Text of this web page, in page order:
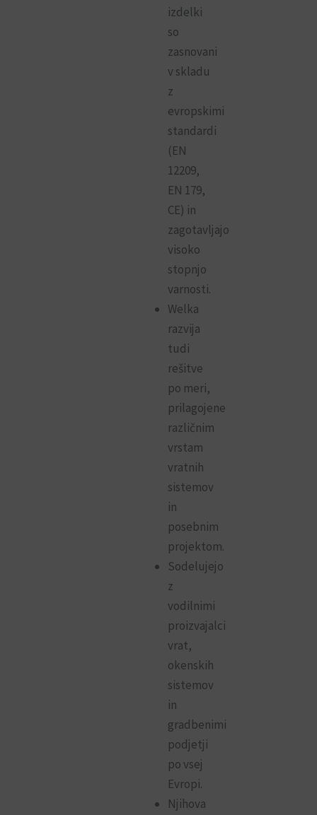
izdelki
so
zasnovani
v skladu
z
evropskimi
standardi
(EN
12209,
EN 179,
CE) in
zagotavljajo
visoko
stopnjo
varnosti.
Welka
razvija
tudi
rešitve
po meri,
prilagojene
različnim
vrstam
vratnih
sistemov
in
posebnim
projektom.
Sodelujejo
z
vodilnimi
proizvajalci
vrat,
okenskih
sistemov
in
gradbenimi
podjetji
po vsej
Evropi.
Njihova